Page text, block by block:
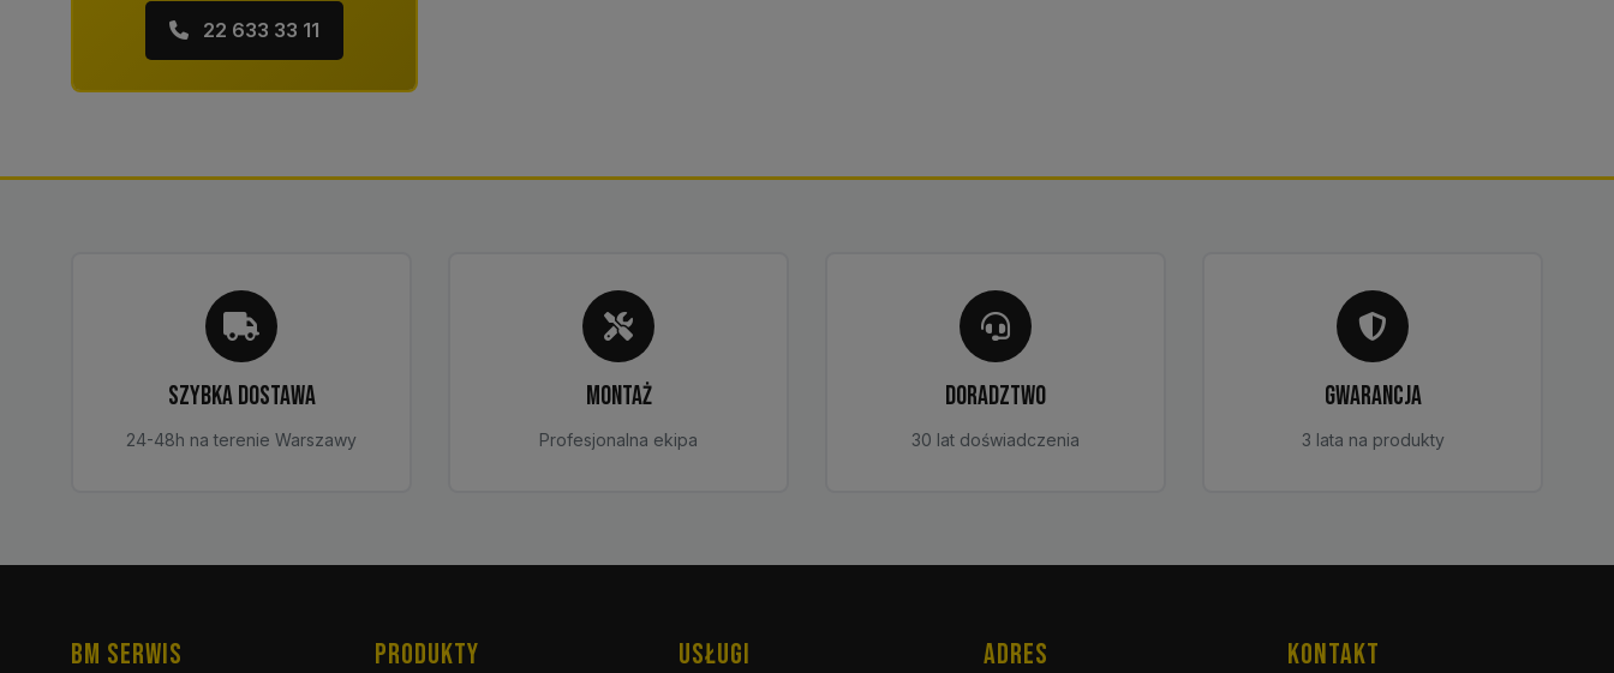
22 633 33 11
SZYBKA DOSTAWA
24-48h na terenie Warszawy
MONTAŻ
Profesjonalna ekipa
DORADZTWO
30 lat doświadczenia
GWARANCJA
3 lata na produkty
BM SERWIS PRODUKTY USŁUGI ADRES KONTAKT